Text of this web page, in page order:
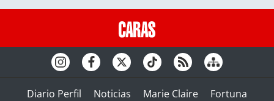
Diario Perfil Noticias Marie Claire
Fortuna